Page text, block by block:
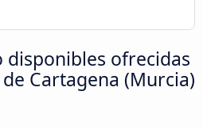
disponibles ofrecidas
Cartagena (Murcia)